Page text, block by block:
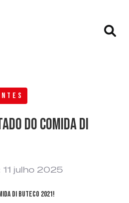
do Comida di
11 julho 2025